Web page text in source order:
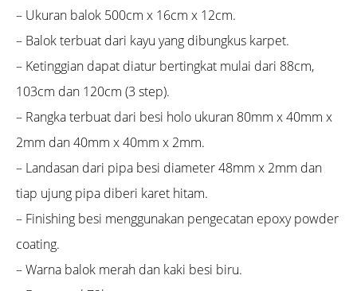
– Ukuran balok 500cm x 16cm x 12cm.
– Balok terbuat dari kayu yang dibungkus karpet.
– Ketinggian dapat diatur bertingkat mulai dari 88cm,
103cm dan 120cm (3 step).
– Rangka terbuat dari besi holo ukuran 80mm x 40mm x
2mm dan 40mm x 40mm x 2mm.
– Landasan dari pipa besi diameter 48mm x 2mm dan
tiap ujung pipa diberi karet hitam.
– Finishing besi menggunakan pengecatan epoxy powder
coating.
– Warna balok merah dan kaki besi biru.